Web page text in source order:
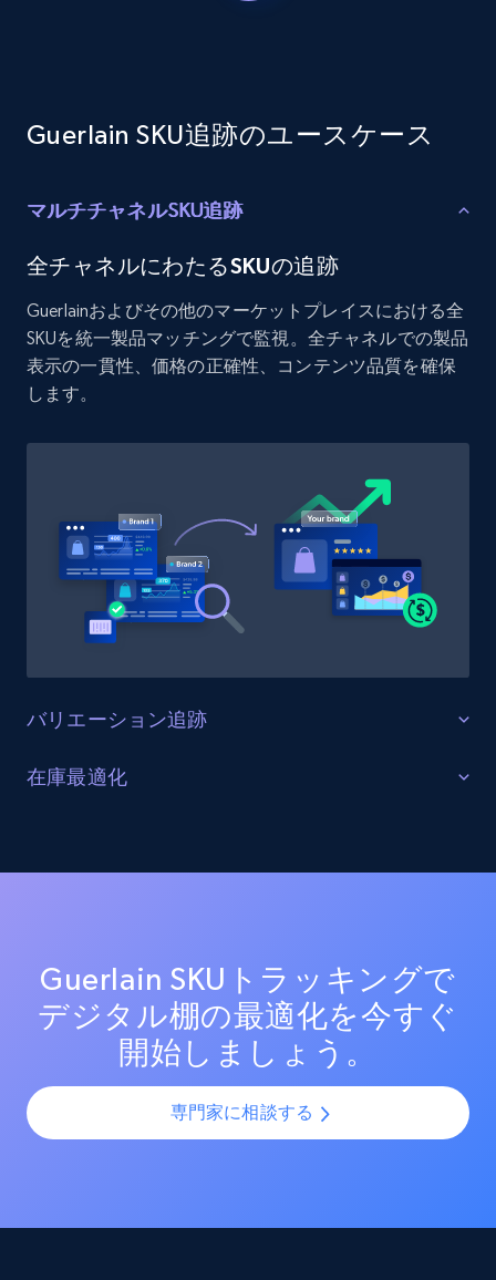
Amazon products search
Asin, URL, Name, Sponsored, Initial price, Final
price, Currency, Sold, and more.
URL, Product id, Title, Product description,
Rating, Reviews count, Initial price, Discount,
and more.
1.3K+
specified keywords
Target - Discover products by category url
URL, Product id, Title, Product description,
Guerlain SKU追跡のユースケース
マルチチャネルSKU追跡
全チャネルにわたるSKUの追跡
Guerlainおよびその他のマーケットプレイスにおける全
SKUを統一製品マッチングで監視。全チャネルでの製品
表示の一貫性、価格の正確性、コンテンツ品質を確保
します。
バリエーション追跡
すべての製品バリエーションを監視する
ンの一貫性を確保し、欠落バリエーションを特定し、
在庫最適化
すべてのGuerlainチャネルにおける在庫状況をリアルタ
Guerlain SKUトラッキングで
デジタル棚の最適化を今すぐ
開始しましょう。
専門家に相談する